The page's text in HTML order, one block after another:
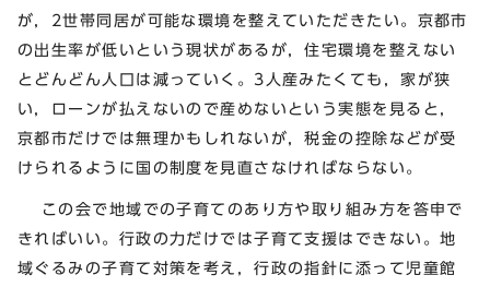
が，2世帯同居が可能な環境を整えていただきたい。京都市
の出生率が低いという現状があるが，住宅環境を整えない
とどんどん人口は減っていく。3人産みたくても，家が狭
い，ローンが払えないので産めないという実態を見ると，
京都市だけでは無理かもしれないが，税金の控除などが受
けられるように国の制度を見直さなければならない。
この会で地域での子育てのあり方や取り組み方を答申で
きればいい。行政の力だけでは子育て支援はできない。地
域ぐるみの子育て対策を考え，行政の指針に添って児童館